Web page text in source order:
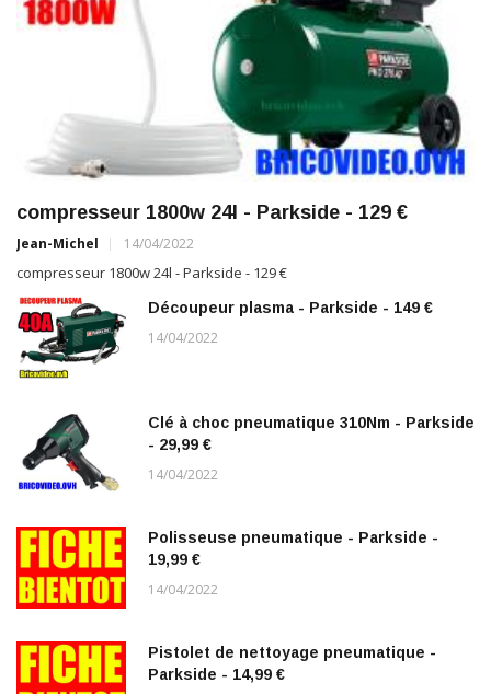
compresseur 1800w 24l - Parkside - 129 €
Jean-Michel 14/04/2022
compresseur 1800w 24l - Parkside - 129 €
Découpeur plasma - Parkside - 149 €
14/04/2022
Clé à choc pneumatique 310Nm - Parkside
- 29,99 €
14/04/2022
Polisseuse pneumatique - Parkside -
19,99 €
14/04/2022
Pistolet de nettoyage pneumatique -
Parkside - 14,99 €